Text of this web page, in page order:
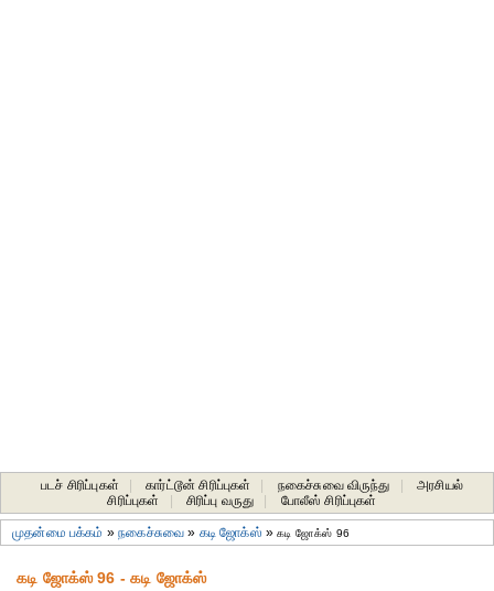
படச் சிரிப்புகள் கார்ட்டூன் சிரிப்புகள் நகைச்சுவை விருந்து
அரசியல்
சிரிப்புகள்
சிரிப்பு வருது போலீஸ் சிரிப்புகள்
முதன்மை பக்கம் »நகைச்சுவை » கடி ஜோக்ஸ் »கடி ஜோக்ஸ் 96
கடி ஜோக்ஸ் 96 - கடி ஜோக்ஸ்